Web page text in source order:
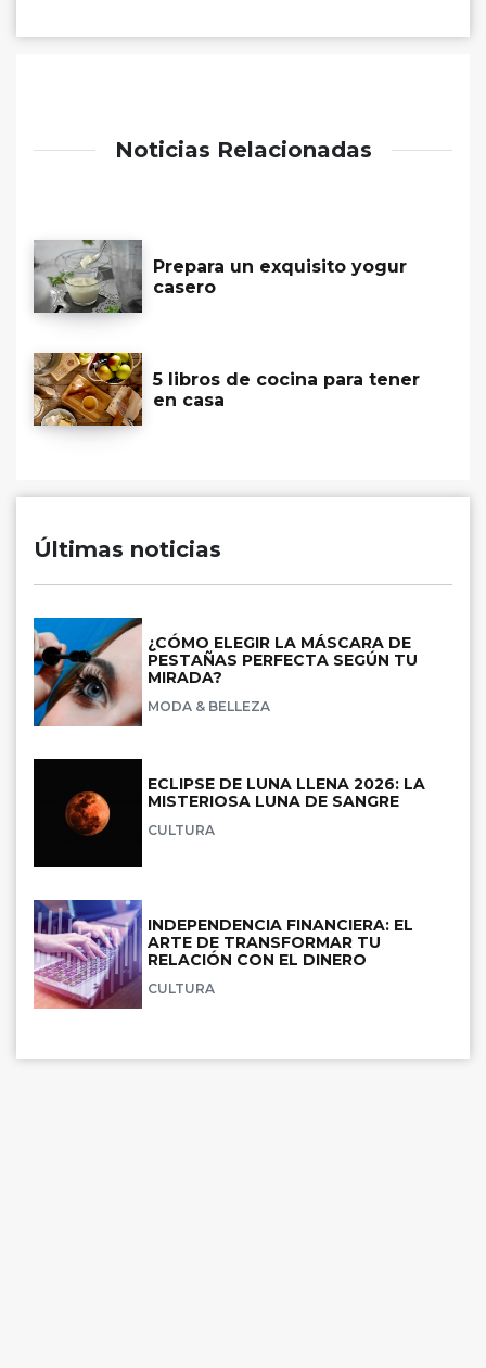
Noticias Relacionadas
Prepara un exquisito yogur
casero
5 libros de cocina para tener
en casa
Últimas noticias
¿CÓMO ELEGIR LA MÁSCARA DE
PESTAÑAS PERFECTA SEGÚN TU
MIRADA?
MODA & BELLEZA
ECLIPSE DE LUNA LLENA 2026: LA
MISTERIOSA LUNA DE SANGRE
CULTURA
INDEPENDENCIA FINANCIERA: EL
ARTE DE TRANSFORMAR TU
RELACIÓN CON EL DINERO
CULTURA